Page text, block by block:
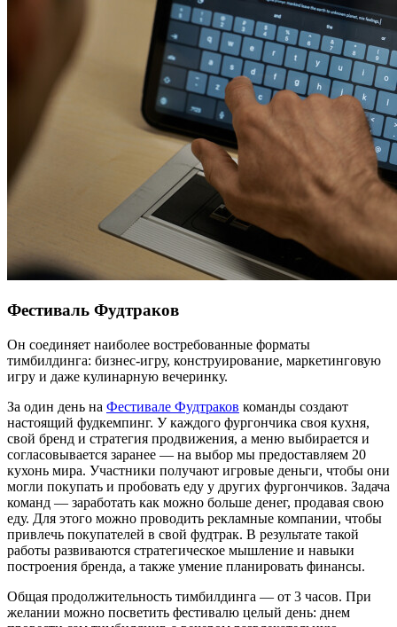
Фестиваль Фудтраков
Он соединяет наиболее востребованные форматы
тимбилдинга: бизнес-игру, конструирование, маркетинговую
игру и даже кулинарную вечеринку.
За один день на Фестивале Фудтраков команды создают
настоящий фудкемпинг. У каждого фургончика своя кухня,
свой бренд и стратегия продвижения, а меню выбирается и
согласовывается заранее — на выбор мы предоставляем 20
кухонь мира. Участники получают игровые деньги, чтобы они
могли покупать и пробовать еду у других фургончиков. Задача
команд — заработать как можно больше денег, продавая свою
еду. Для этого можно проводить рекламные компании, чтобы
привлечь покупателей в свой фудтрак. В результате такой
работы развиваются стратегическое мышление и навыки
построения бренда, а также умение планировать финансы.
Общая продолжительность тимбилдинга — от 3 часов. При
желании можно посветить фестивалю целый день: днем